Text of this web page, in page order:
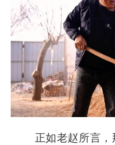
正如老赵所言